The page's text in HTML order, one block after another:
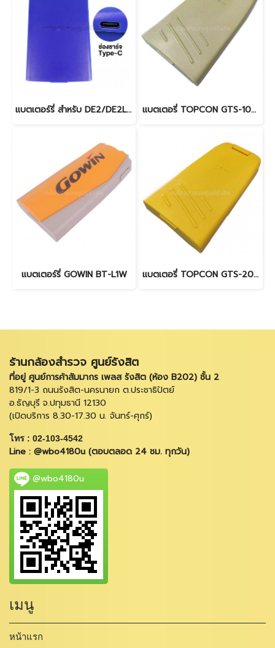
แบตเตอร์รี่ สำหรับ DE2/DE2L (TYPE-C) แบตเตอรี่ TOPCON GTS-100 Series
แบตเตอร์รี่ GOWIN BT-L1W แบตเตอรี่ TOPCON GTS-200, 300 Series
ร้านกล้องสำรวจ ศูนย์รังสิต
ที่อยู่ ศูนย์การค้าสัมมากร เพลส รังสิต (ห้อง B202) ชั้น 2
819/1-3 ถนนรังสิต-นครนายก ต.ประชาธิปัตย์
อ.ธัญบุรี จ.ปทุมธานี 12130
(เปิดบริการ 8.30-17.30 น. จันทร์-ศุกร์)
โทร : 02-103-4542
Line : @wbo4180u (ตอบตลอด 24 ชม. ทุกวัน)
@wbo4180u
เมนู
หน้าแรก